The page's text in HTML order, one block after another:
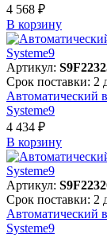
4 568 ₽
В корзинy
Артикул:
Срок поставки: 2
Автоматический
Systeme9
4 434 ₽
В корзинy
Артикул:
Срок поставки: 2
Автоматический
Systeme9